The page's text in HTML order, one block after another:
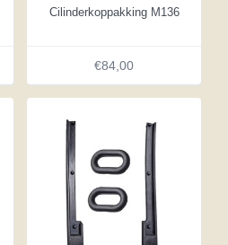
Cilinderkoppakking M136
€84,00